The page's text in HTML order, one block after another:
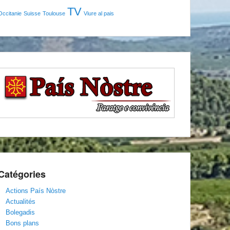
Suisse Toulouse TV Viure al pais
Actions País Nòstre
Actualités
Bolegadis
Bons plans